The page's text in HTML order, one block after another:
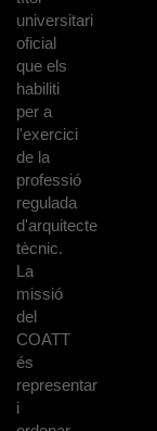
universitari
oficial
que els
habiliti
per a
l'exercici
de la
professió
regulada
d'arquitecte
tècnic.
La
missió
del
COATT
és
representar
i